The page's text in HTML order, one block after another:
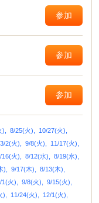
参加
参加
参加
), 8/25(火),
10/27(火),
3/2(火), 9/8(火),
11/17(火),
16(火), 8/12(水),
8/19(水),
), 9/17(木),
8/13(木),
1(火), 9/8(火),
9/15(火),
), 11/24(火),
12/1(火),